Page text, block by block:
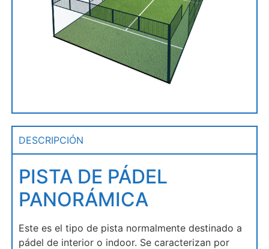
DESCRIPCIÓN
PISTA DE PÁDEL
PANORÁMICA
Este es el tipo de pista normalmente destinado a
pádel de interior o indoor. Se caracterizan por